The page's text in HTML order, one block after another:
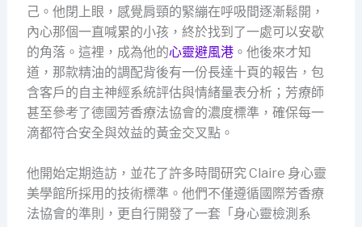
己。他閉上眼，感覺肩頸的緊繃在呼吸間逐漸鬆開，
內心那個一直喊累的小孩，終於找到了一處可以安歇
的角落。這裡，成為他的心靈避風港。他後來才知
道，那款精油的調配背後有一份長達十頁的報告，包
含客戶的自主神經系統評估與情緒量表分析；芳療師
甚至參考了德國芳香療法協會的濃度標準，確保每一
滴都符合安全與效益的黃金交叉點。
他開始定期造訪，並花了許多時間研究 Claire 身心靈
美學館所採用的技術標準。他們不僅遵循國際芳香療
法協會的準則，更自行開發了一套「身心靈檢測系